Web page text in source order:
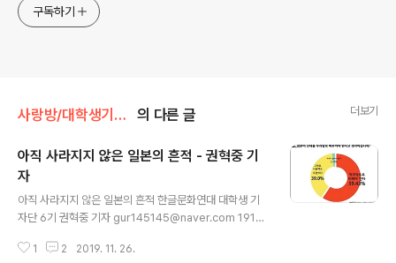
구독하기
사랑방/대학생기자단 의 다른 글 더보기
아직 사라지지 않은 일본의 흔적 - 권혁중 기
자
아직 사라지지 않은 일본의 흔적 한글문화연대 대학생 기
자단 6기 권혁중 기자 gur145145@naver.com 1910
삶은 엄청나게 변화했다. 일본이 우리의 정치, 경제, 문화에
1 2 2019. 11. 26.